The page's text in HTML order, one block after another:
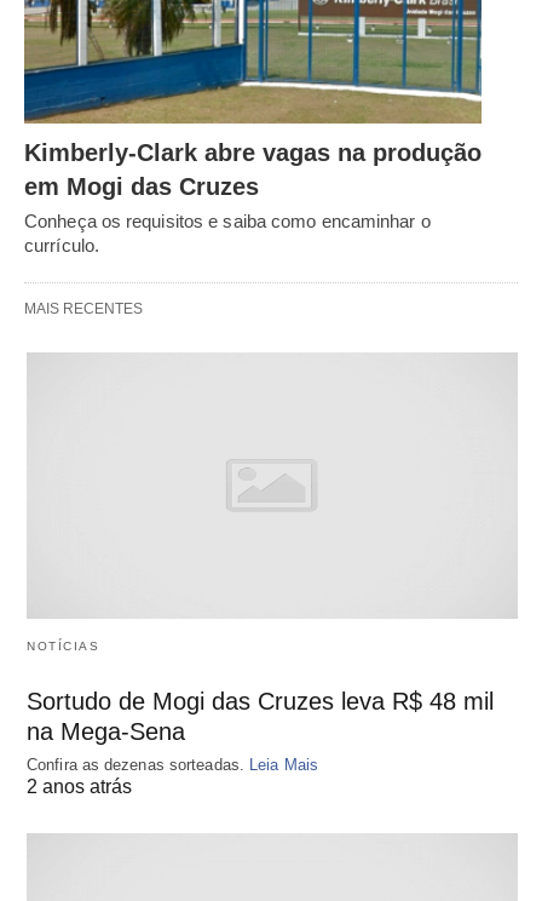
Kimberly-Clark abre vagas na produção
em Mogi das Cruzes
Conheça os requisitos e saiba como encaminhar o
currículo.
MAIS RECENTES
NOTÍCIAS
Sortudo de Mogi das Cruzes leva R$ 48 mil
na Mega-Sena
Confira as dezenas sorteadas. Leia Mais
2 anos atrás